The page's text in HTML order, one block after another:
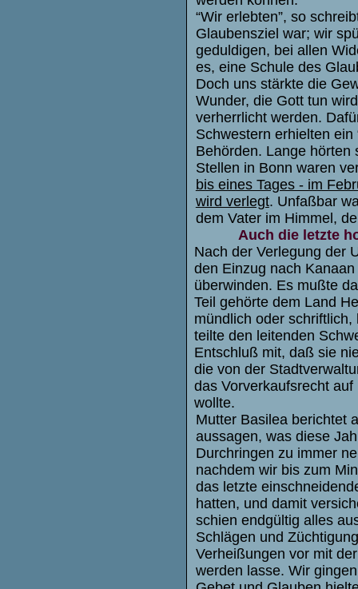
“Wir erlebten”, so
Glaubensziel war; wir
geduldigen, bei allen
es, eine Schule des
Doch uns stärkte die
Wunder, die Gott tun
verherrlicht werden.
Schwestern erhielten
Behörden. Lange hörten
Stellen in Bonn waren
bis eines Tages - im
wird verlegt. Unfaßbar
dem Vater im Himmel,
Auch die letzte
Nach der Verlegung der
den Einzug nach
überwinden. Es mußte
Teil gehörte dem Land
mündlich oder
teilte den leitenden
Entschluß mit, daß sie
die von der
das Vorverkaufsrecht
wollte.
Mutter Basilea berichtet
aussagen, was diese
Durchringen zu immer
nachdem wir bis zum
das letzte
hatten, und damit
schien endgültig alles
Schlägen und
Verheißungen vor mit
werden lasse. Wir